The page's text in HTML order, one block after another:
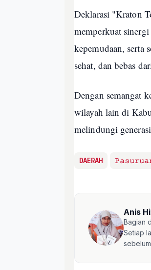
Deklarasi "Kraton
memperkuat sinergi
kepemudaan, serta
sehat, dan bebas
Dengan semangat
wilayah lain di
melindungi
DAERAH
Anis
Bagian
Setiap